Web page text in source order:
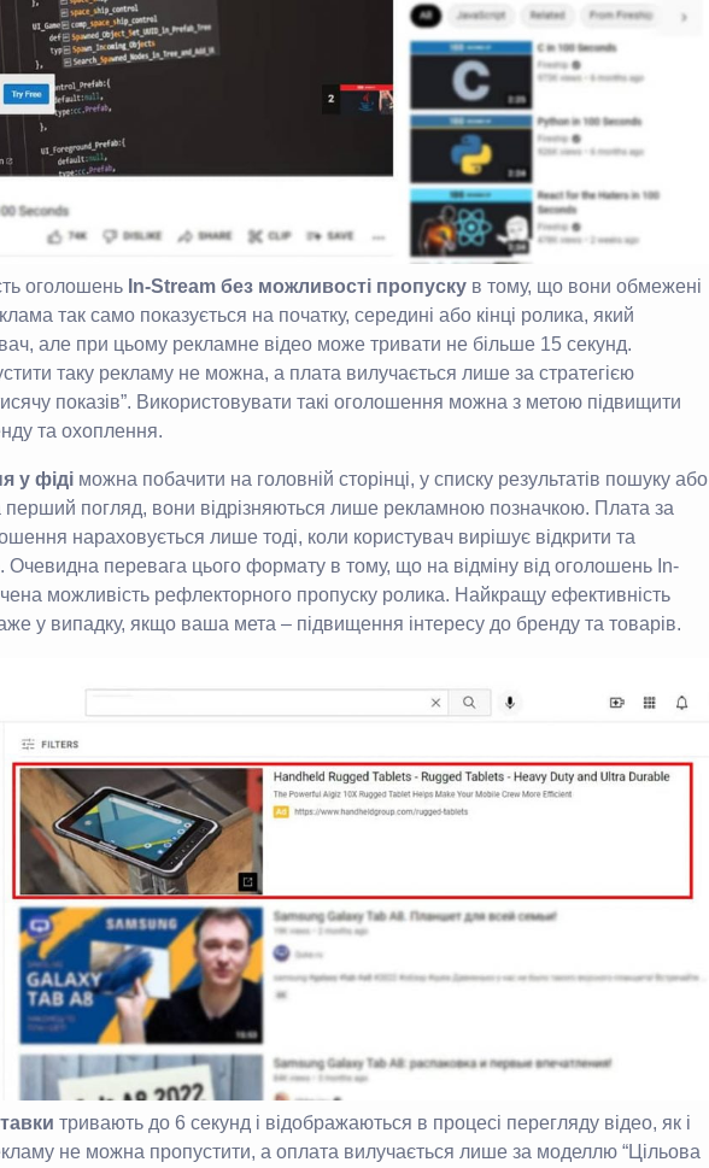
оголошень In-Stream без можливості пропуску в тому, що вони обмежені
так само показується на початку, середині або кінці ролика, який
але при цьому рекламне відео може тривати не більше 15 секунд.
таку рекламу не можна, а плата вилучається лише за стратегією
показів”. Використовувати такі оголошення можна з метою підвищити
та охоплення.
у фіді можна побачити на головній сторінці, у списку результатів пошуку або
перший погляд, вони відрізняються лише рекламною позначкою. Плата за
нараховується лише тоді, коли користувач вирішує відкрити та
Очевидна перевага цього формату в тому, що на відміну від оголошень In-
можливість рефлекторного пропуску ролика. Найкращу ефективність
у випадку, якщо ваша мета – підвищення інтересу до бренду та товарів.
тривають до 6 секунд і відображаються в процесі перегляду відео, як і
не можна пропустити, а оплата вилучається лише за моделлю “Цільова